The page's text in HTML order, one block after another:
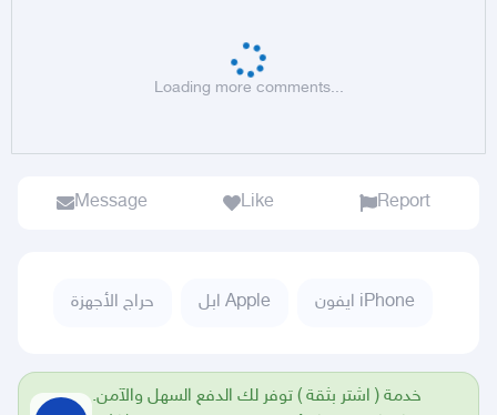
Loading more comments...
Message Like Report
حراج الأجهزة ابل Apple ايفون iPhone
خدمة ( اشتر بثقة ) توفر لك الدفع السهل والآمن.